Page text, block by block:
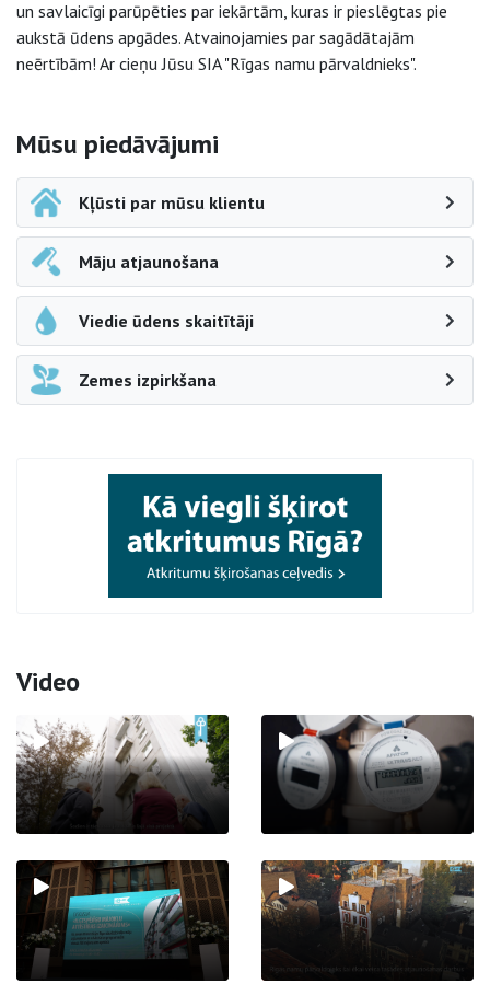
un savlaicīgi parūpēties par iekārtām, kuras ir pieslēgtas pie
aukstā ūdens apgādes. Atvainojamies par sagādātajām
neērtībām! Ar cieņu Jūsu SIA "Rīgas namu pārvaldnieks".
Sāna navigācija
Mūsu piedāvājumi
Kļūsti par mūsu klientu
Māju atjaunošana
Viedie ūdens skaitītāji
Zemes izpirkšana
Video